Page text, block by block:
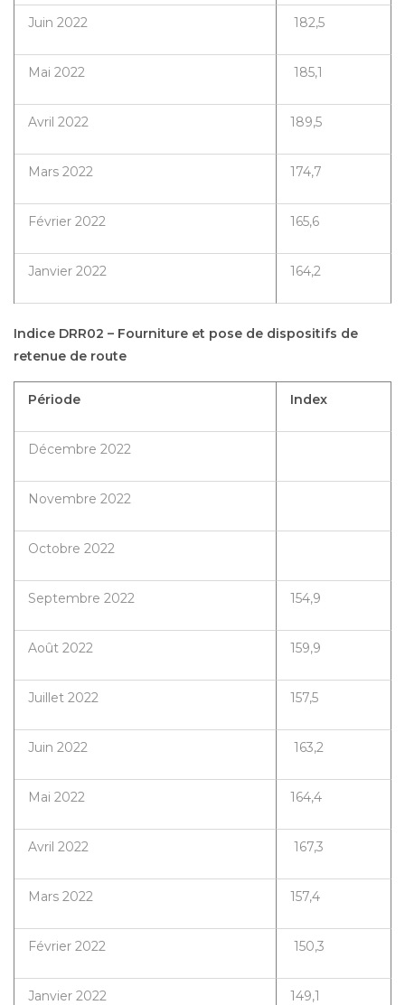
Juin 2022 182,5
Mai 2022 185,1
Avril 2022 189,5
Mars 2022 174,7
Février 2022 165,6
Janvier 2022 164,2
Indice DRR02 – Fourniture et pose de dispositifs de
retenue de route
Période Index
Décembre 2022
Novembre 2022
Octobre 2022
Septembre 2022 154,9
Août 2022 159,9
Juillet 2022 157,5
Juin 2022 163,2
Mai 2022 164,4
Avril 2022 167,3
Mars 2022 157,4
Février 2022 150,3
Janvier 2022 149,1